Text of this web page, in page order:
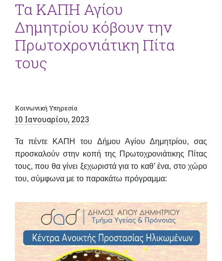
Τα ΚΑΠΗ Αγίου
Δημητρίου κόβουν την
Πρωτοχρονιάτικη Πίτα
τους
Κοινωνική Υπηρεσία
10 Ιανουαρίου, 2023
Τα πέντε ΚΑΠΗ του Δήμου Αγίου Δημητρίου, σας
προσκαλούν στην κοπή της Πρωτοχρονιάτικης Πίτας
τους, που θα γίνει ξεχωριστά για το καθ’ ένα, στο χώρο
του, σύμφωνα με το παρακάτω πρόγραμμα: